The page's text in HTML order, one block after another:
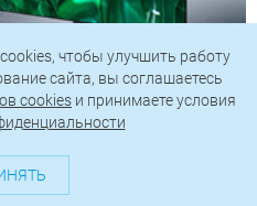
чтобы улучшить работу
сайта, вы соглашаетесь
cookies и принимаете условия